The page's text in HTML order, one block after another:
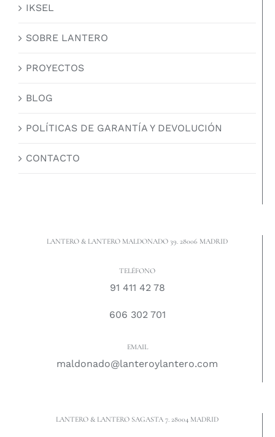
IKSEL
SOBRE LANTERO
PROYECTOS
BLOG
POLÍTICAS DE GARANTÍA Y DEVOLUCIÓN
CONTACTO
LANTERO & LANTERO MALDONADO 39. 28006 MADRID
TELÉFONO
91 411 42 78
606 302 701
EMAIL
maldonado@lanteroylantero.com
LANTERO & LANTERO SAGASTA 7. 28004 MADRID